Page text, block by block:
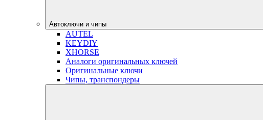
Автоключи и чипы
AUTEL
KEYDIY
XHORSE
Аналоги оригинальных ключей
Оригинальные ключи
Чипы, транспондеры